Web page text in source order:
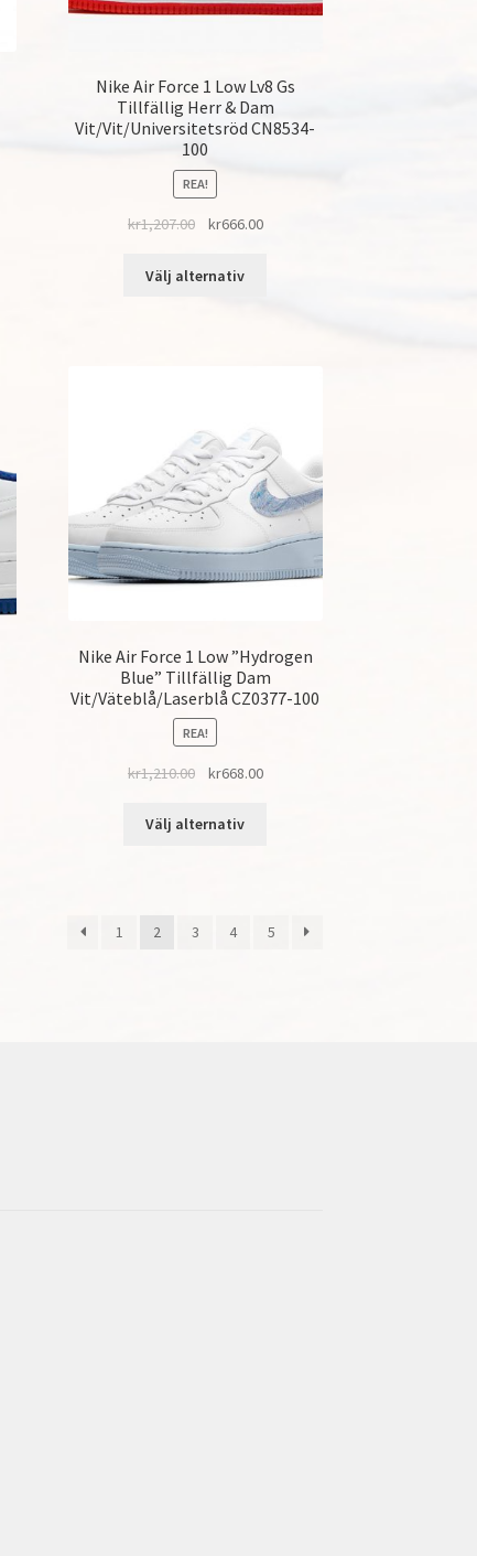
Nike Air Force 1 Low Lv8 Gs
Tillfällig Herr & Dam
Vit/Vit/Universitetsröd CN8534-
100
REA!
kr1,207.00 kr666.00
Välj alternativ
Nike Air Force 1 Low ”Hydrogen
Blue” Tillfällig Dam
Vit/Väteblå/Laserblå CZ0377-100
REA!
kr1,210.00 kr668.00
Välj alternativ
1 2 3 4 5